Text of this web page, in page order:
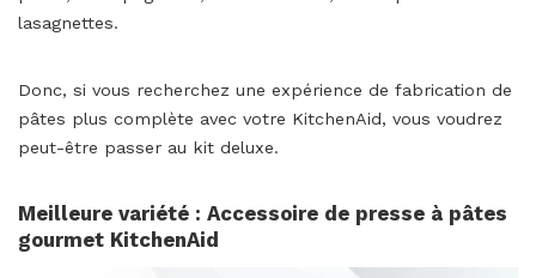
lasagnettes.
Donc, si vous recherchez une expérience de fabrication de
pâtes plus complète avec votre KitchenAid, vous voudrez
peut-être passer au kit deluxe.
Meilleure variété : Accessoire de presse à pâtes
gourmet KitchenAid